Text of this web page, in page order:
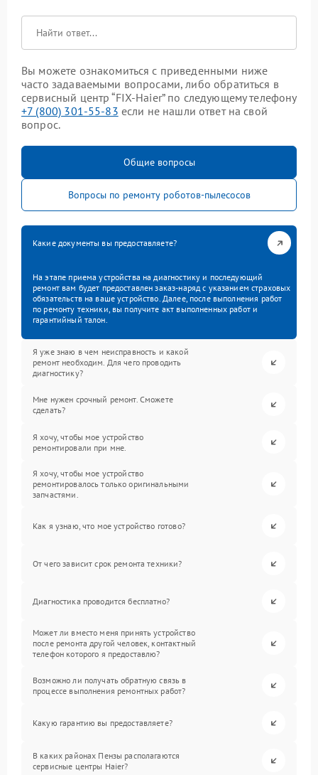
Вы можете ознакомиться с приведенными ниже
часто задаваемыми вопросами, либо обратиться в
сервисный центр “FIX-Haier” по следующему телефону
+7 (800) 301-55-83 если не нашли ответ на свой
вопрос.
Общие вопросы
Вопросы по ремонту роботов-пылесосов
Какие документы вы предоставляете?
На этапе приема устройства на диагностику и последующий
ремонт вам будет предоставлен заказ-наряд с указанием страховых
обязательств на ваше устройство. Далее, после выполнения работ
по ремонту техники, вы получите акт выполненных работ и
гарантийный талон.
Я уже знаю в чем неисправность и какой
ремонт необходим. Для чего проводить
диагностику?
Мне нужен срочный ремонт. Сможете
сделать?
Я хочу, чтобы мое устройство
ремонтировали при мне.
Я хочу, чтобы мое устройство
ремонтировалось только оригинальными
запчастями.
Как я узнаю, что мое устройство готово?
От чего зависит срок ремонта техники?
Диагностика проводится бесплатно?
Может ли вместо меня принять устройство
после ремонта другой человек, контактный
телефон которого я предоставлю?
Возможно ли получать обратную связь в
процессе выполнения ремонтных работ?
Какую гарантию вы предоставляете?
В каких районах Пензы располагаются
сервисные центры Haier?